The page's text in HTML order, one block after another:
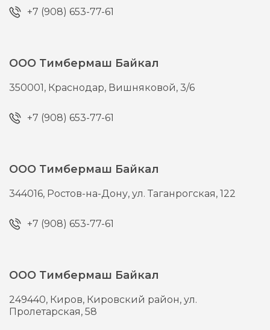
+7 (908) 653-77-61
ООО Тимбермаш Байкал
350001, Краснодар, Вишняковой, 3/6
+7 (908) 653-77-61
ООО Тимбермаш Байкал
344016, Ростов-на-Дону,ул. Таганрогская, 122
+7 (908) 653-77-61
ООО Тимбермаш Байкал
249440, Киров, Кировский район, ул.
Пролетарская, 58